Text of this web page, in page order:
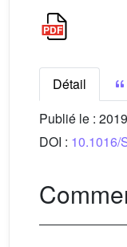
Détail
Publié le :
DOI : 10.1016/